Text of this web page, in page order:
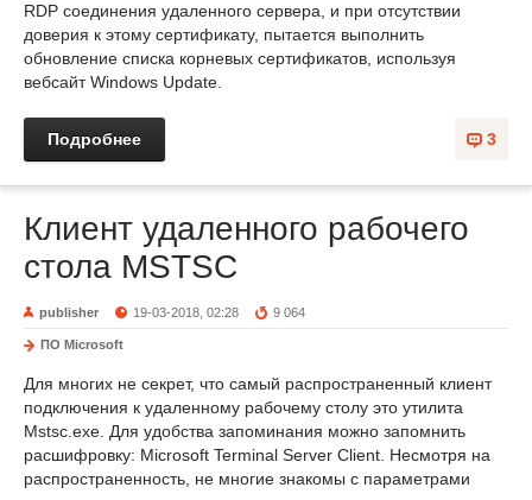
RDP соединения удаленного сервера, и при отсутствии
доверия к этому сертификату, пытается выполнить
обновление списка корневых сертификатов, используя
вебсайт Windows Update.
3
Подробнее
Клиент удаленного рабочего
стола MSTSC
publisher 19-03-2018, 02:28 9 064
ПО Microsoft
Для многих не секрет, что самый распространенный клиент
подключения к удаленному рабочему столу это утилита
Mstsc.exe. Для удобства запоминания можно запомнить
расшифровку: Microsoft Terminal Server Client. Несмотря на
распространенность, не многие знакомы с параметрами